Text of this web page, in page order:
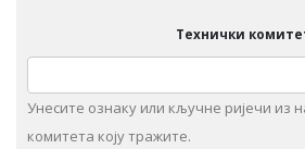
Технички
Унeситe ознаку или кључне ријечи из
комитета коју тражите.